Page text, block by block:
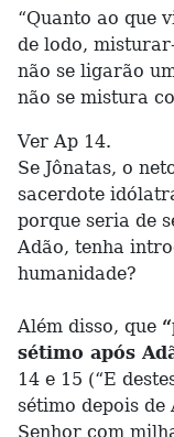
“Quanto ao que
de lodo,
não se ligarão
não se mistura
Ver Ap 14.
Se Jônatas, o
sacerdote
porque seria de
Adão, tenha
humanidade?
Além disso, que
sétimo após
14 e 15 (“E
sétimo depois de
Senhor com